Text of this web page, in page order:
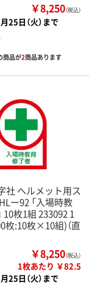
￥8,250（税込）
25日（火）まで
商品が2商品あります
社 ヘルメット用ス
ー92 「入場時教
10枚1組 233092 1
枚:10枚×10組)（直
￥8,250（税込）
1枚あたり ￥82.5
25日（火）まで